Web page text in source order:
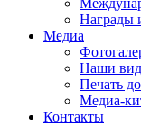
Награды
Медиа
Наши
Печать
Медиа-
Контакты